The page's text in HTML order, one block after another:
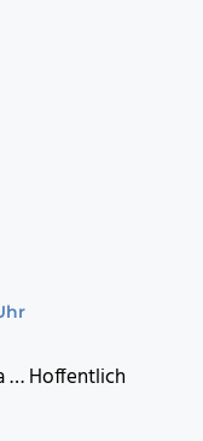
… Hoffentlich